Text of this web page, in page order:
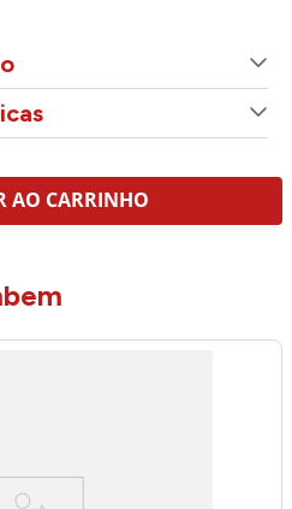
AO CARRINHO